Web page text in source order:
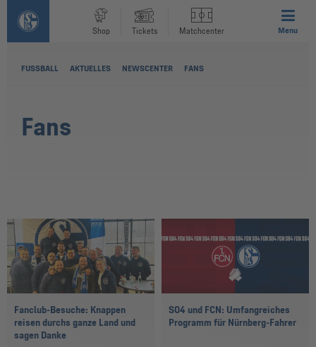
Shop Tickets Matchcenter Menu
FUSSBALL AKTUELLES NEWSCENTER FANS
Fans
Fanclub-Besuche: Knappen
reisen durchs ganze Land und
sagen Danke
S04 und FCN: Umfangreiches
Programm für Nürnberg-Fahrer